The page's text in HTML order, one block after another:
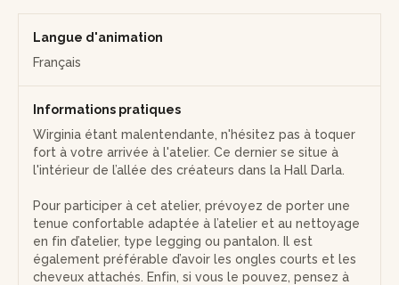
Langue d'animation
Français
Informations pratiques
Wirginia étant malentendante, n'hésitez pas à toquer
fort à votre arrivée à l'atelier. Ce dernier se situe à
l'intérieur de l’allée des créateurs dans la Hall Darla.
Pour participer à cet atelier, prévoyez de porter une
tenue confortable adaptée à l’atelier et au nettoyage
en fin d’atelier, type legging ou pantalon. Il est
également préférable d’avoir les ongles courts et les
cheveux attachés. Enfin, si vous le pouvez, pensez à